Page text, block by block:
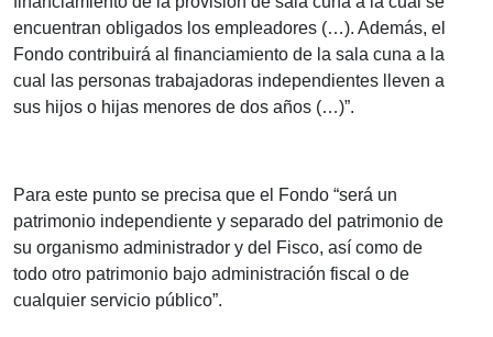
encuentran obligados los empleadores (…). Además, el
Fondo contribuirá al financiamiento de la sala cuna a la
cual las personas trabajadoras independientes lleven a
sus hijos o hijas menores de dos años (…)”.
Para este punto se precisa que el Fondo “será un
patrimonio independiente y separado del patrimonio de
su organismo administrador y del Fisco, así como de
todo otro patrimonio bajo administración fiscal o de
cualquier servicio público”.